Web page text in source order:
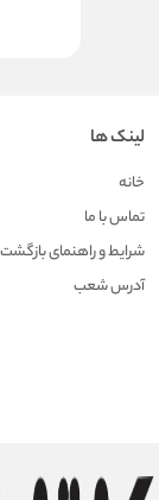
لینک ها
خانه
تماس با ما
شرایط و راهنمای
آدرس شعب